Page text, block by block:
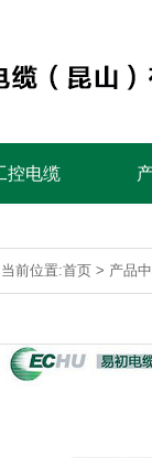
控电缆
当前位置:首页 > 产品